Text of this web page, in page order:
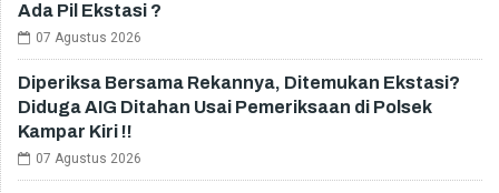
Ada Pil Ekstasi ?
07 Agustus 2026
Diperiksa Bersama Rekannya, Ditemukan Ekstasi?
Diduga AIG Ditahan Usai Pemeriksaan di Polsek
Kampar Kiri !!
07 Agustus 2026